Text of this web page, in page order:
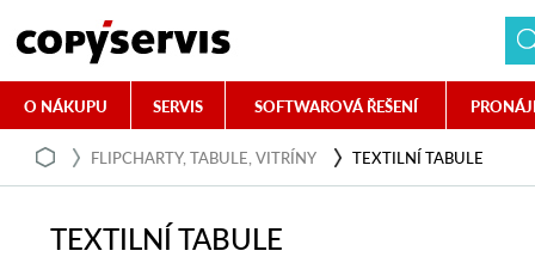
O NÁKUPU SERVIS SOFTWAROVÁ ŘEŠENÍ
FLIPCHARTY, TABULE, VITRÍNY TEXTILNÍ TABULE
TEXTILNÍ TABULE